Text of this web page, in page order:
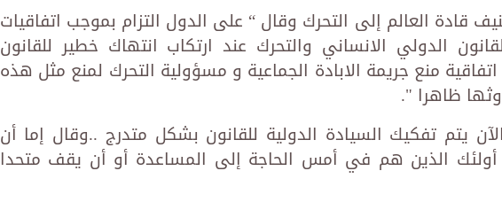
قادة العالم إلى التحرك وقال “ على الدول التزام بموجب اتفاقيات
الدولي الانساني والتحرك عند ارتكاب انتهاك خطير للقانون
منع جريمة الابادة الجماعية و مسؤولية التحرك لمنع مثل هذه
ظاهرا ".
يتم تفكيك السيادة الدولية للقانون بشكل متدرج ..وقال إما أن
الذين هم في أمس الحاجة إلى المساعدة أو أن يقف متحدا